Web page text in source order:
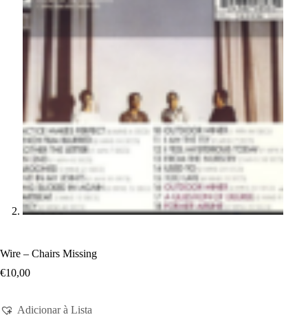
Wire ‎– Chairs Missing
€10,00
Adicionar à Lista